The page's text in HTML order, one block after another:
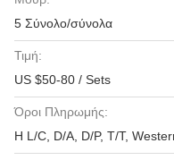
5 Σύνολο/σύνολα
Τιμή:
US $50-80 / Sets
Όροι Πληρωμής:
Η L/C, D/A, D/P, T/T,